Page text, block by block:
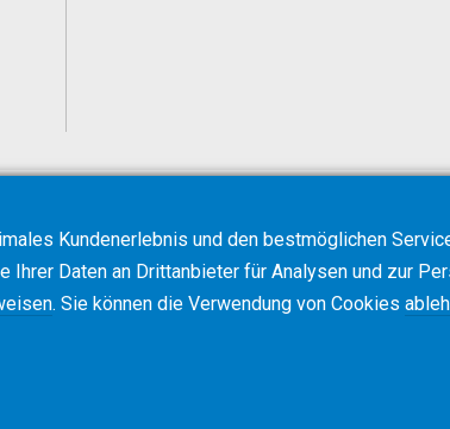
Kundenerlebnis und den bestmöglichen
Daten an Drittanbieter für Analysen und zur
. Sie können die Verwendung von Cookies